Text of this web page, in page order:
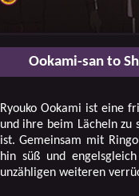
Ookami-san to
Ryouko Ookami ist eine
und ihre beim Lächeln zu
ist. Gemeinsam mit
hin süß und
unzähligen weiteren